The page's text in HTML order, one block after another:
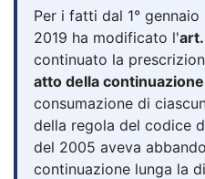
Per i fatti dal 1°
2019 ha modificato l'
continuato la
atto della continuazione
consumazione di
della regola del codice
del 2005 aveva
continuazione lunga la